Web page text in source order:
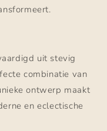
uit stevig
combinatie van
ontwerp maakt
en eclectische